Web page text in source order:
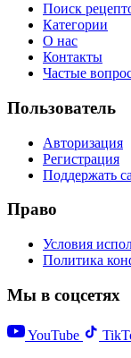
Поиск
Категории
О нас
Контакты
Частые
Пользователь
Авторизация
Регистрация
Поддержать
Право
Условия
Политика
Мы в соцсетях
YouTube